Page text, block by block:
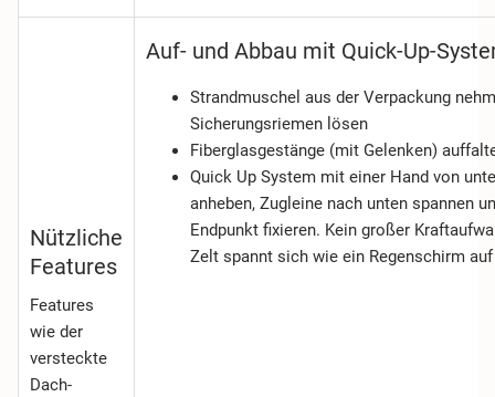
Nützliche
Features
Features
wie der
versteckte
Dach-
Auf- und Abbau mit Quick-Up-
Strandmuschel aus der Verpackung
Sicherungsriemen lösen
Fiberglasgestänge (mit Gelenken)
Quick Up System mit einer Hand von
anheben, Zugleine nach unten spannen
Endpunkt fixieren. Kein großer
Zelt spannt sich wie ein Regenschirm auf